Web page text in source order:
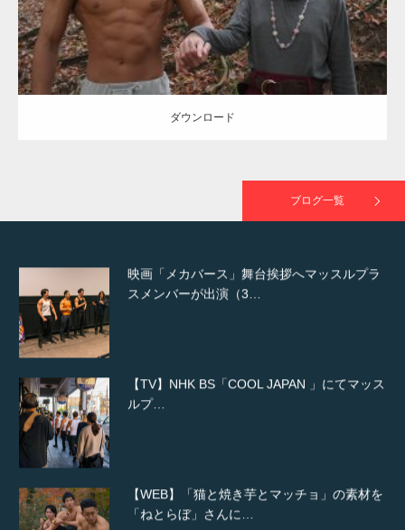
ダウンロード
ブログ一覧
NHK「所さん！事件ですよ」に取材されまし
た（6/8放送）
映画「メカバース」舞台挨拶へマッスルプラ
スメンバーが出演（3…
【TV】NHK BS「COOL JAPAN 」にてマッス
ルプ…
【WEB】「猫と焼き芋とマッチョ」の素材を
「ねとらぼ」さんに…